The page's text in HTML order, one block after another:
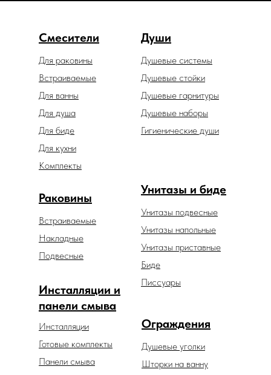
Смесители Души
Душевые гарнитуры
Душевые системы
Гигиенические души
Душевые наборы
Унитазы и биде
Унитазы подвесные
Унитазы напольные
Унитазы приставные
Раковины
Встраиваемые
Накладные
Подвесные
Встраиваемые
Для биде
Для ванны
Для душа
Для раковины
Для кухни
Ограждения
Душевые уголки
Шторки на ванну
Душевые стойки
Биде
Инсталляции и
панели смыва
Инсталляции
Готовые комплекты
Панели смыва
Комплекты
Писсуары